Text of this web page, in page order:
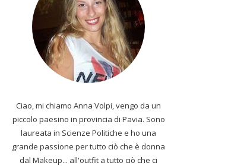
Ciao, mi chiamo Anna Volpi, vengo da un
piccolo paesino in provincia di Pavia. Sono
laureata in Scienze Politiche e ho una
grande passione per tutto ciò che è donna
dal Makeup... all'outfit a tutto ciò che ci